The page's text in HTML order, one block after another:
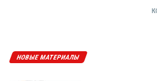
НОВЫЕ МАТЕРИАЛЫ